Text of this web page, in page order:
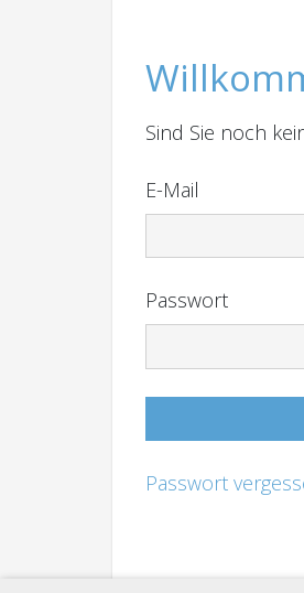
Sind Sie noch
E-Mail
Passwort
Passwort